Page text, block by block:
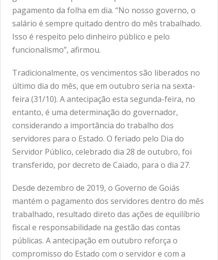
pagamento da folha em dia. “No nosso governo, o
salário é sempre quitado dentro do mês trabalhado.
Isso é respeito pelo dinheiro público e pelo
funcionalismo”, afirmou.
Tradicionalmente, os vencimentos são liberados no
último dia do mês, que em outubro seria na sexta-
feira (31/10). A antecipação esta segunda-feira, no
entanto, é uma determinação do governador,
considerando a importância do trabalho dos
servidores para o Estado. O feriado pelo Dia do
Servidor Público, celebrado dia 28 de outubro, foi
transferido, por decreto de Caiado, para o dia 27.
Desde dezembro de 2019, o Governo de Goiás
mantém o pagamento dos servidores dentro do mês
trabalhado, resultado direto das ações de equilíbrio
fiscal e responsabilidade na gestão das contas
públicas. A antecipação em outubro reforça o
compromisso do Estado com o servidor e com a